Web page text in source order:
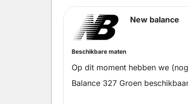
New balance
Beschikbare maten
Op dit moment hebben we
Balance 327 Groen